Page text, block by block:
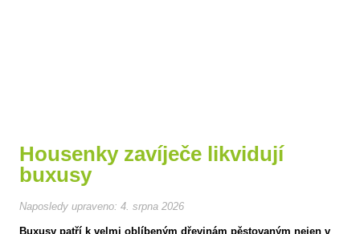
Housenky zavíječe likvidují
buxusy
Naposledy upraveno: 4. srpna 2026
Buxusy patří k velmi oblíbeným dřevinám pěstovaným nejen v